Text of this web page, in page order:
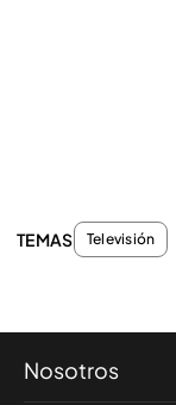
TEMAS Televisión
Nosotros